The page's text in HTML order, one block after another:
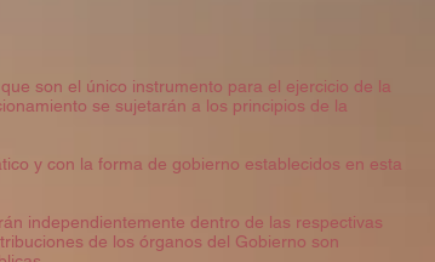
son el único instrumento para el ejercicio de la
se sujetarán a los principios de la
y con la forma de gobierno establecidos en esta
independientemente dentro de las respectivas
de los órganos del Gobierno son